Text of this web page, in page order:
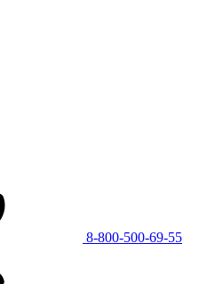
8-800-500-69-55